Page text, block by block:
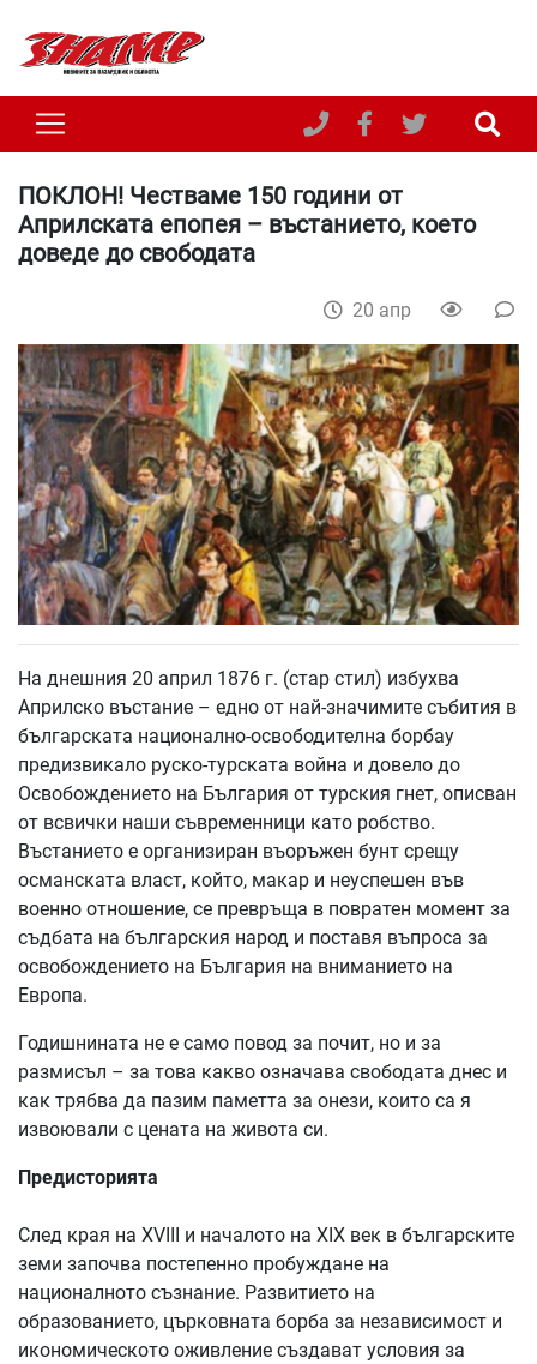
ПОКЛОН! Честваме 150 години от
Априлската епопея – въстанието, което
доведе до свободата
20 апр
На днешния 20 април 1876 г. (стар стил) избухва
Априлско въстание – едно от най-значимите събития в
българската национално-освободителна борбау
предизвикало руско-турската война и довело до
Освобождението на България от турския гнет, описван
от всвички наши съвременници като робство.
Въстанието е организиран въоръжен бунт срещу
османската власт, който, макар и неуспешен във
военно отношение, се превръща в повратен момент за
съдбата на българския народ и поставя въпроса за
освобождението на България на вниманието на
Европа.
Годишнината не е само повод за почит, но и за
размисъл – за това какво означава свободата днес и
как трябва да пазим паметта за онези, които са я
извоювали с цената на живота си.
Предисторията
След края на XVIII и началото на XIX век в българските
земи започва постепенно пробуждане на
националното съзнание. Развитието на
образованието, църковната борба за независимост и
икономическото оживление създават условия за